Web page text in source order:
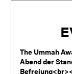
The Ummah
Abend der